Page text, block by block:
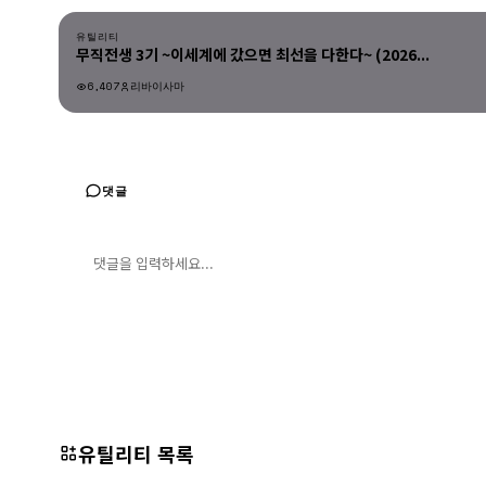
유틸리티
무직전생 3기 ~이세계에 갔으면 최선을 다한다~ (2026...
6,407 리바이사마
유틸리티
댓글
유틸리티 목록